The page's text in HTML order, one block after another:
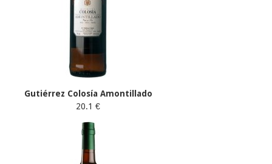
Gutiérrez Colosía Amontillado
20.1 €